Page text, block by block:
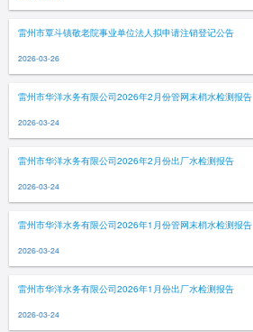
雷州市覃斗镇敬老院事业单位法人拟申请注销登记公告
2026-03-26
雷州市华洋水务有限公司2026年2月份管网末梢水检测报告
2026-03-24
雷州市华洋水务有限公司2026年2月份出厂水检测报告
2026-03-24
雷州市华洋水务有限公司2026年1月份管网末梢水检测报告
2026-03-24
雷州市华洋水务有限公司2026年1月份出厂水检测报告
2026-03-24